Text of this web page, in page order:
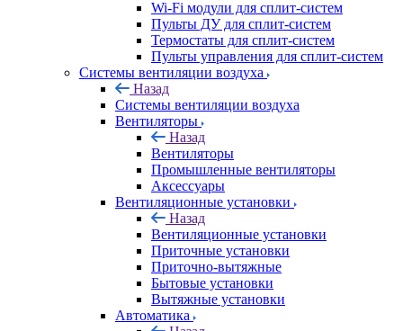
Wi-Fi модули для сплит-систем
Пульты ДУ для сплит-систем
Термостаты для сплит-систем
Пульты управления для сплит-систем
Системы вентиляции воздуха
Назад
Системы вентиляции воздуха
Вентиляторы
Назад
Вентиляторы
Промышленные вентиляторы
Аксессуары
Вентиляционные установки
Назад
Вентиляционные установки
Приточные установки
Приточно-вытяжные
Бытовые установки
Вытяжные установки
Автоматика